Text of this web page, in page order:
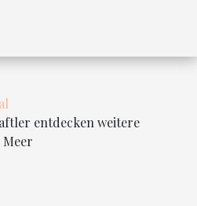
entdecken weitere